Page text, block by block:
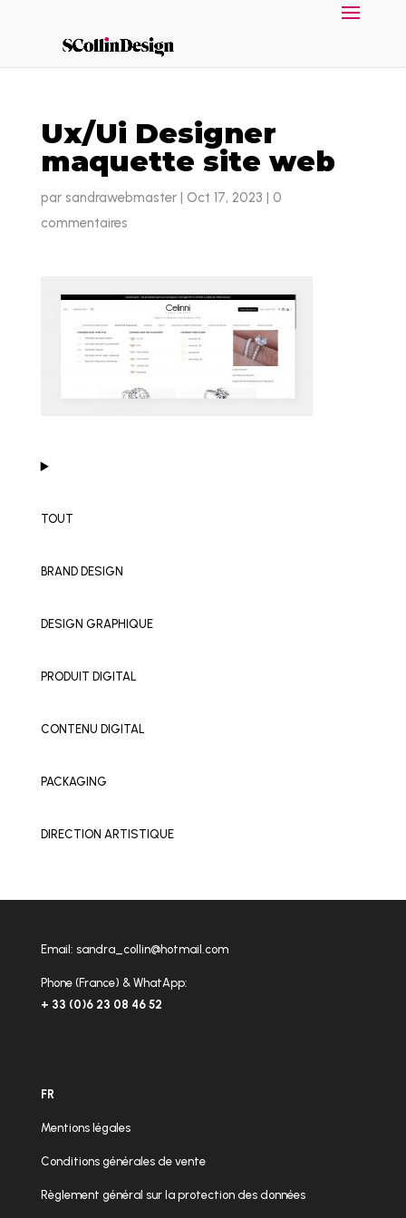
Ux/Ui Designer
maquette site web
par sandrawebmaster| Oct 17, 2023 | 0
commentaires
TOUT
BRAND DESIGN
DESIGN GRAPHIQUE
PRODUIT DIGITAL
CONTENU DIGITAL
PACKAGING
DIRECTION ARTISTIQUE
Email: sandra_collin@hotmail.com
Phone (France) & WhatApp:
+ 33 (0)6 23 08 46 52
FR
Mentions légales
Conditions générales de vente
Règlement général sur la protection des données